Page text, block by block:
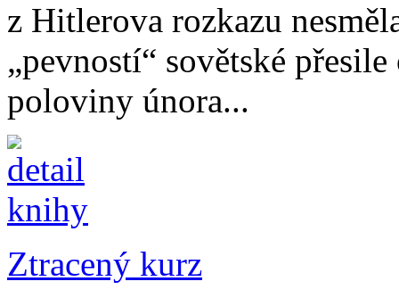
z Hitlerova rozkazu
„pevností“ sovětské
poloviny února...
Ztracený kurz